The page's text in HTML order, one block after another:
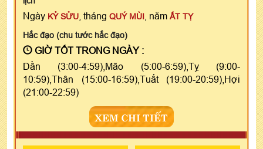
Ngày KỶ SỬU , tháng QUÝ MÙI , năm ẤT TỴ
Hắc đạo (chu tước hắc đạo)
GIỜ TỐT TRONG NGÀY :
Dần (3:00-4:59),Mão (5:00-6:59),Tỵ (9:00-
10:59),Thân (15:00-16:59),Tuất (19:00-20:59),Hợi
(21:00-22:59)
XEM CHI TIẾT